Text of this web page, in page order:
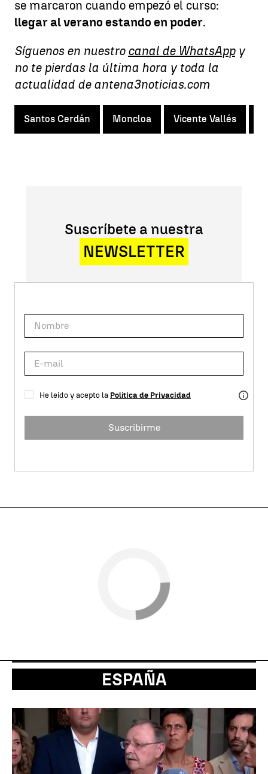
se marcaron cuando empezó el curso:
llegar al verano estando en poder.
Síguenos en nuestro canal de WhatsAppy
no te pierdas la última hora y toda la
actualidad de antena3noticias.com
Santos Cerdán Moncloa Vicente Vallés
Suscríbete a nuestra
NEWSLETTER
He leído y acepto la Política de Privacidad
Suscribirme
ESPAÑA